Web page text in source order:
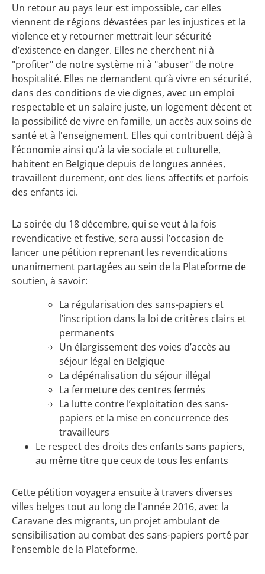
Un retour au pays leur est impossible, car elles
viennent de régions dévastées par les injustices et la
violence et y retourner mettrait leur sécurité
d’existence en danger. Elles ne cherchent ni à
"profiter" de notre système ni à "abuser" de notre
hospitalité. Elles ne demandent qu’à vivre en sécurité,
dans des conditions de vie dignes, avec un emploi
respectable et un salaire juste, un logement décent et
la possibilité de vivre en famille, un accès aux soins de
santé et à l'enseignement. Elles qui contribuent déjà à
l’économie ainsi qu’à la vie sociale et culturelle,
habitent en Belgique depuis de longues années,
travaillent durement, ont des liens affectifs et parfois
des enfants ici.
La soirée du 18 décembre, qui se veut à la fois
revendicative et festive, sera aussi l’occasion de
lancer une pétition reprenant les revendications
unanimement partagées au sein de la Plateforme de
soutien, à savoir:
La régularisation des sans-papiers et
l’inscription dans la loi de critères clairs et
permanents
Un élargissement des voies d’accès au
séjour légal en Belgique
La dépénalisation du séjour illégal
La fermeture des centres fermés
La lutte contre l’exploitation des sans-
papiers et la mise en concurrence des
travailleurs
Le respect des droits des enfants sans papiers,
au même titre que ceux de tous les enfants
Cette pétition voyagera ensuite à travers diverses
villes belges tout au long de l'année 2016, avec la
Caravane des migrants, un projet ambulant de
sensibilisation au combat des sans-papiers porté par
l’ensemble de la Plateforme.